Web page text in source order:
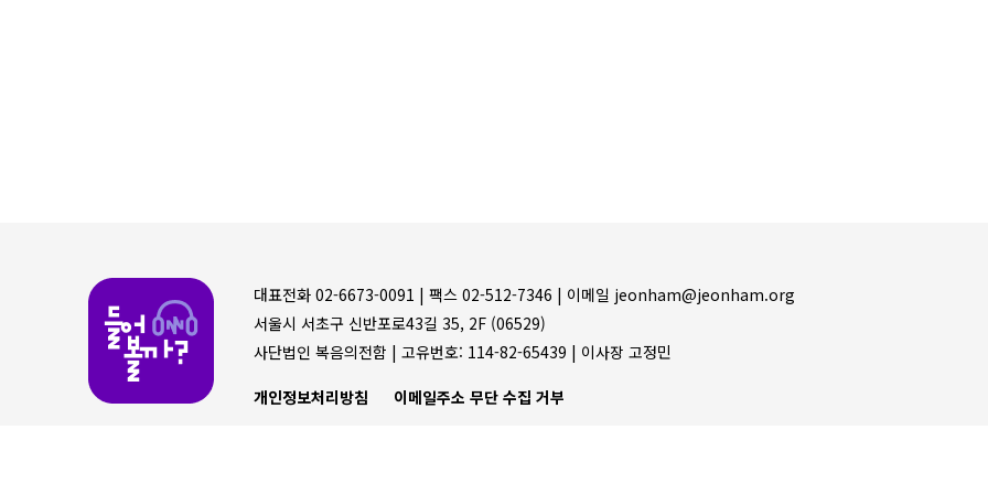
대표전화 02-6673-0091 | 팩스 02-512-7346 | 이메일 jeonham@jeonham.org
서울시 서초구 신반포로43길 35, 2F (06529)
사단법인 복음의전함 | 고유번호: 114-82-65439 | 이사장 고정민
개인정보처리방침 이메일주소 무단 수집 거부